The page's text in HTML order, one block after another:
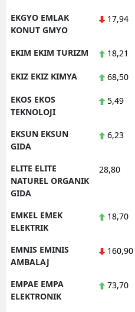
EKGYO EMLAK
KONUT GMYO
17,94
EKIM EKIM TURIZM 18,21
EKIZ EKIZ KIMYA 68,50
EKOS EKOS
TEKNOLOJI
5,49
EKSUN EKSUN
GIDA
6,23
ELITE ELITE
NATUREL ORGANIK
GIDA
28,80
EMKEL EMEK
ELEKTRIK
18,70
EMNIS EMINIS
AMBALAJ
160,90
EMPAE EMPA
ELEKTRONIK
73,70